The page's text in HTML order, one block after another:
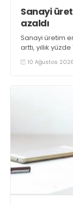
Sanayi
azaldı
Sanayi üretim
arttı, yıllık
10 Ağustos